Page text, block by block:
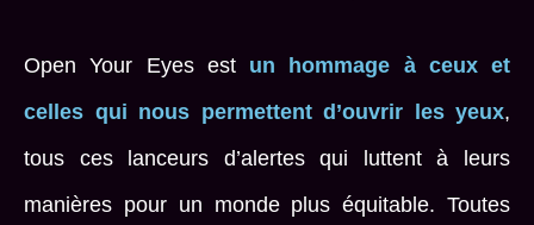
Open Your Eyes est un hommage à ceux et
celles qui nous permettent d’ouvrir les yeux,
tous ces lanceurs d’alertes qui luttent à leurs
manières pour un monde plus équitable. Toutes